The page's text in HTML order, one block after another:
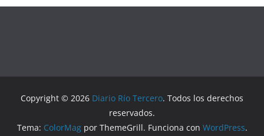
Copyright © 2026 Diario Río Tercero. Todos los derechos
reservados.
Tema: ColorMagpor ThemeGrill. Funciona con WordPress.